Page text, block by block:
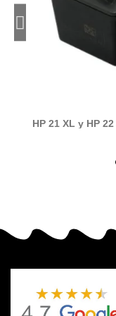
HP 21